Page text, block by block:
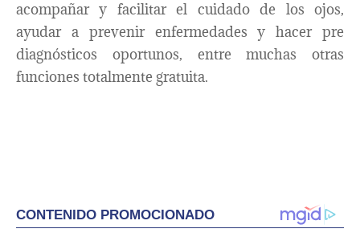
acompañar y facilitar el cuidado de los ojos,
ayudar a prevenir enfermedades y hacer pre
diagnósticos oportunos, entre muchas otras
funciones totalmente gratuita.